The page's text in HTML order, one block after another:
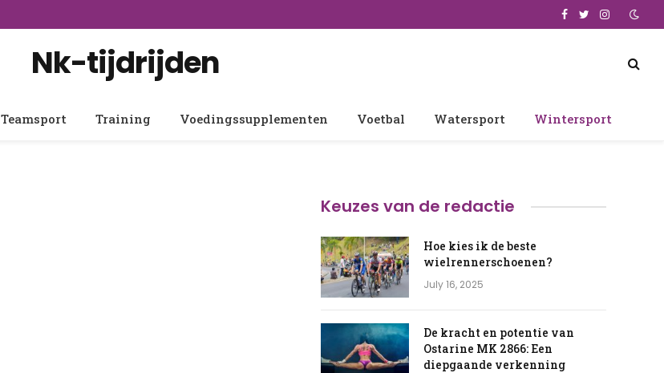
Facebook
TwitterInstagram
Nk-tijdrijden
Teamsport Training Voedingssupplementen Voetbal Watersport Wintersport
Keuzes van de redactie
Hoe kies ik de beste
wielrennerschoenen?
July 16, 2025
De kracht en potentie van
Ostarine MK 2866: Een
diepgaande verkenning